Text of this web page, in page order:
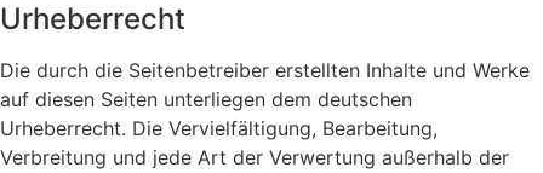
Urheberrecht
Die durch die Seitenbetreiber erstellten Inhalte und Werke
auf diesen Seiten unterliegen dem deutschen
Urheberrecht. Die Vervielfältigung, Bearbeitung,
Verbreitung und jede Art der Verwertung außerhalb der